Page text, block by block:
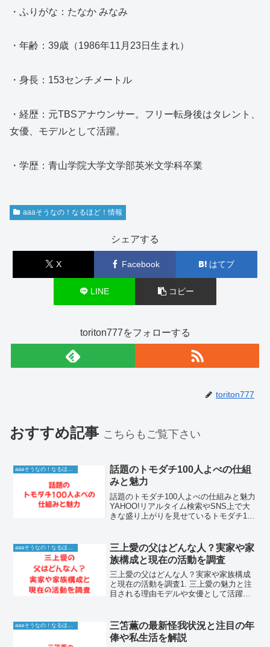
・ふりがな：たなか みなみ
・年齢：39歳（1986年11月23日生まれ）
・身長：153センチメートル
・経歴：元TBSアナウンサー。フリー転身後はタレント、
女優、モデルとして活躍。
・学歴：青山学院大学文学部英米文学科卒業
aaaそうなの！なるほど！情報
シェアする
X Facebook はてブ
LINE コピー
toriton777をフォローする
toriton777
おすすめ記事 こちらもご覧下さい
aaaそうなの！なるほど！情報
話題のトモダチ100人よべの仕組
みと魅力
話題のトモダチ100人よべの仕組みと魅力
YAHOO!リアルタイム検索やSNS上で大
きな盛り上がりを見せているトモダチ100
に、人間のリアルな人脈や心理を描いた
実験的な企...
三上愛の父はどんな人？実家や家
族構成と現在の活動を調査
三上愛の父はどんな人？実家や家族構成
と現在の活動を調査1. 三上愛の魅力と注
目される理由モデルや女優として活躍
の一挙手一投足には注目が集まってお
り、そのルーツとなる家族...
aaaそうなの！なるほど！情報
三笘薫の最新怪我状況と注目の年
俸や私生活を解説